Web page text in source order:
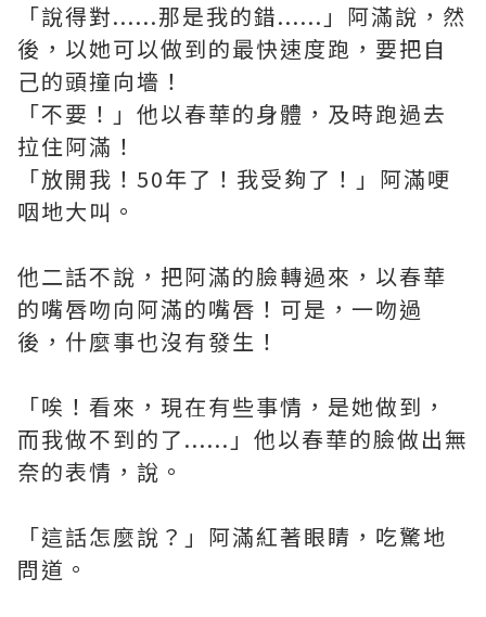
「說得對......那是我的錯......」阿滿說，然
後，以她可以做到的最快速度跑，要把自
己的頭撞向墻！
「不要！」他以春華的身體，及時跑過去
拉住阿滿！
「放開我！50年了！我受夠了！」阿滿哽
咽地大叫。
他二話不說，把阿滿的臉轉過來，以春華
的嘴唇吻向阿滿的嘴唇！可是，一吻過
後，什麼事也沒有發生！
「唉！看來，現在有些事情，是她做到，
而我做不到的了......」他以春華的臉做出無
奈的表情，說。
「這話怎麼說？」阿滿紅著眼睛，吃驚地
問道。